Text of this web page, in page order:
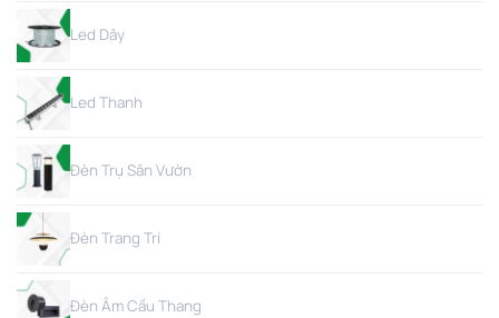
Led Dây
Led Thanh
Đèn Trụ Sân Vườn
Đèn Trang Trí
Đèn Âm Cầu Thang